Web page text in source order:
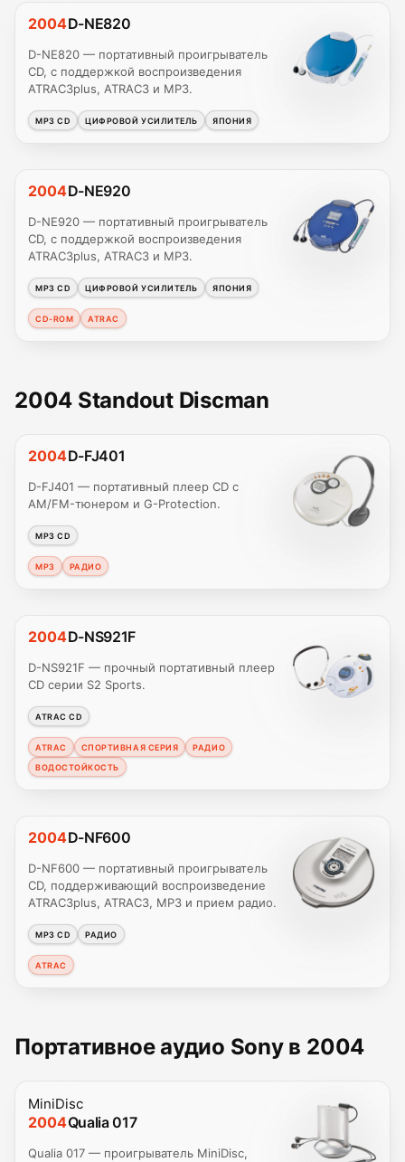
2004D-NE820
D-NE820 — портативный проигрыватель
CD, с поддержкой воспроизведения
ATRAC3plus, ATRAC3 и MP3.
MP3 CD ЦИФРОВОЙ УСИЛИТЕЛЬ ЯПОНИЯ
2004D-NE920
D-NE920 — портативный проигрыватель
CD, с поддержкой воспроизведения
ATRAC3plus, ATRAC3 и MP3.
MP3 CD ЦИФРОВОЙ УСИЛИТЕЛЬ ЯПОНИЯ
CD-ROM ATRAC
2004 Standout Discman
2004D-FJ401
D-FJ401 — портативный плеер CD с
AM/FM-тюнером и G-Protection.
MP3 CD
MP3 РАДИО
2004D-NS921F
D-NS921F — прочный портативный плеер
CD серии S2 Sports.
ATRAC CD
ATRAC СПОРТИВНАЯ СЕРИЯ
РАДИО
ВОДОСТОЙКОСТЬ
2004D-NF600
D-NF600 — портативный проигрыватель
CD, поддерживающий воспроизведение
ATRAC3plus, ATRAC3, MP3 и прием радио.
MP3 CD РАДИО
ATRAC
Портативное аудио Sony в 2004
MiniDisc
2004Qualia 017
Qualia 017 — проигрыватель MiniDisc,